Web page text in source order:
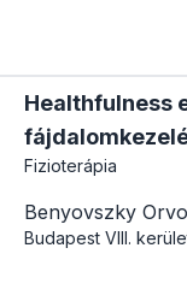
Healthfulness
Fizioterápia
Benyovszky
Budapest VIII.